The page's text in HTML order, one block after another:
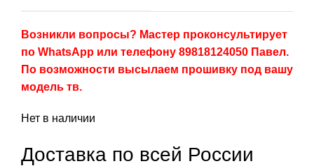
Возникли вопросы? Мастер проконсультирует
по WhatsApp или телефону 89818124050 Павел.
По возможности высылаем прошивку под вашу
модель тв.
Нет в наличии
Доставка по всей России